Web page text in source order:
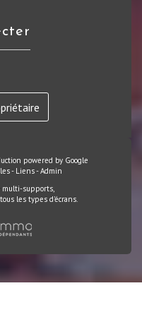
powered by Google
- Liens-Admin
supports,
les types d'écrans.